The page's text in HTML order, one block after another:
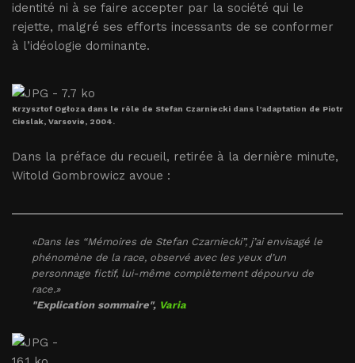
identité ni à se faire accepter par la société qui le
rejette, malgré ses efforts incessants de se conformer
à l’idéologie dominante.
Krzysztof Ogłoza dans le rôle de Stefan Czarniecki dans l’adaptation de Piotr
Cieslak, Varsovie, 2004.
Dans la préface du recueil, retirée à la dernière minute,
Witold Gombrowicz avoue :
«Dans les “Mémoires de Stefan Czarniecki”, j’ai envisagé le
phénomène de la race, observé avec les yeux d’un
personnage fictif, lui-même complètement dépourvu de
race.»
"Explication sommaire", Varia